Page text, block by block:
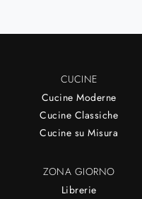
CUCINE
Cucine Moderne
Cucine Classiche
Cucine su Misura
ZONA GIORNO
Librerie